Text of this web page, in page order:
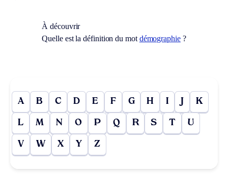
À découvrir
Quelle est la définition du mot démographie?
A B C D E F G H I J K
L M N O P Q R S T U
V W X Y Z